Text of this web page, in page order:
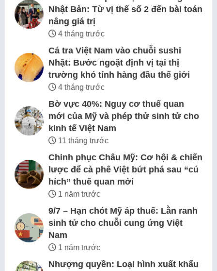
Nhật Bản: Từ vị thế số 2 đến bài toán
nâng giá trị
4 tháng trước
Cá tra Việt Nam vào chuỗi sushi
Nhật: Bước ngoặt định vị tại thị
trường khó tính hàng đầu thế giới
4 tháng trước
Bờ vực 40%: Nguy cơ thuế quan
mới của Mỹ và phép thử sinh tử cho
kinh tế Việt Nam
11 tháng trước
Chinh phục Châu Mỹ: Cơ hội & chiến
lược để cà phê Việt bứt phá sau “cú
hích” thuế quan mới
1 năm trước
9/7 – Hạn chót Mỹ áp thuế: Lằn ranh
sinh tử cho chuỗi cung ứng Việt
Nam
1 năm trước
Nhượng quyền: Loại hình xuất khẩu